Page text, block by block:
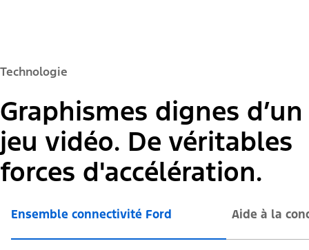
Technologie
Graphismes dignes d’un
jeu vidéo. De véritables
forces d'accélération.
Ensemble connectivité Ford Aide à la